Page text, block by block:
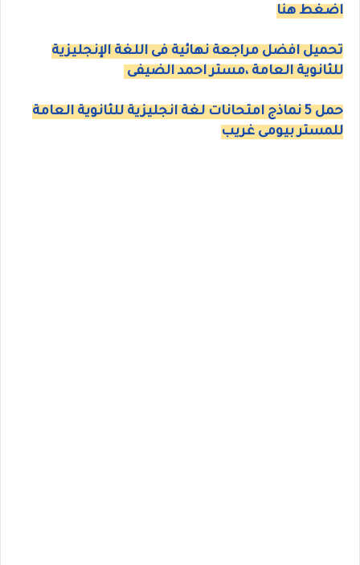
اضغط هنا
تحميل افضل مراجعة نهائية فى اللغة الإنجليزية
للثانوية العامة ،مستر احمد الضيفى
حمل 5 نماذج امتحانات لغة انجليزية للثانوية العامة
للمستر بيومى غريب